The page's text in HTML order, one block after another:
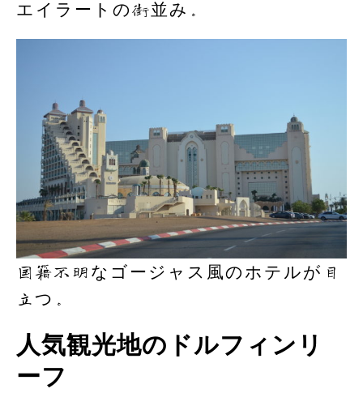
エイラートの街並み。
国籍不明なゴージャス風のホテルが目
立つ。
人気観光地のドルフィンリ
ーフ